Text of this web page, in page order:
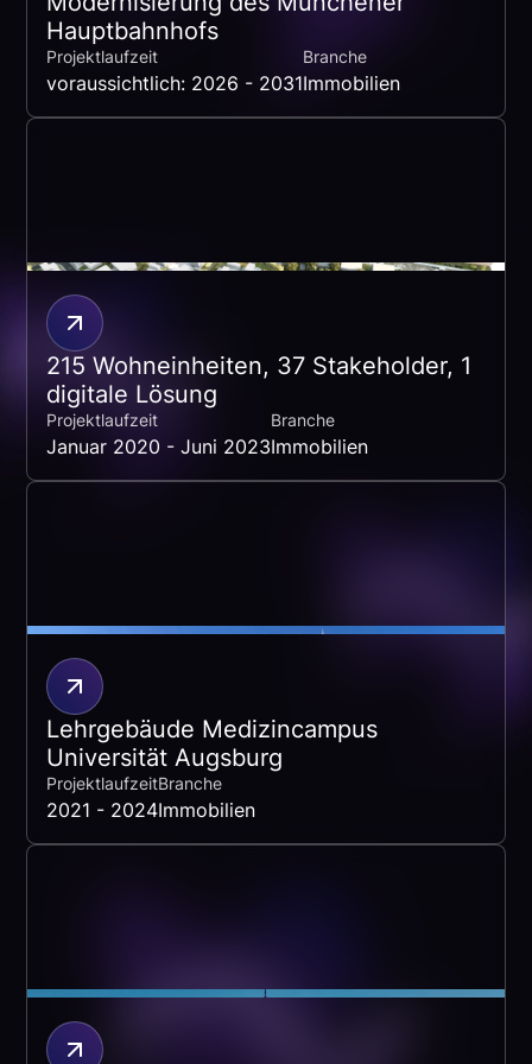
Hauptbahnhofs
Projektlaufzeit
voraussichtlich: 2026 - 2031
Branche
Immobilien
215 Wohneinheiten, 37 Stakeholder, 1
digitale Lösung
Projektlaufzeit
Januar 2020 - Juni 2023
Branche
Immobilien
Lehrgebäude Medizincampus
Universität Augsburg
Projektlaufzeit
2021 - 2024
Branche
Immobilien